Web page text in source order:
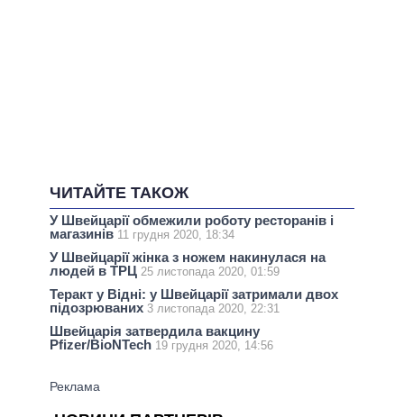
ЧИТАЙТЕ ТАКОЖ
У Швейцарії обмежили роботу ресторанів і
магазинів 11 грудня 2020, 18:34
У Швейцарії жінка з ножем накинулася на
людей в ТРЦ 25 листопада 2020, 01:59
Теракт у Відні: у Швейцарії затримали двох
підозрюваних 3 листопада 2020, 22:31
Швейцарія затвердила вакцину
Pfizer/BioNTech 19 грудня 2020, 14:56